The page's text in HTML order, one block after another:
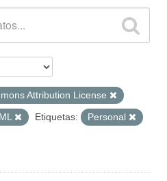
Attribution License
Etiquetas:
Personal